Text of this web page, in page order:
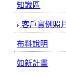
知識區
客戶實例照
布料說明
如新計畫